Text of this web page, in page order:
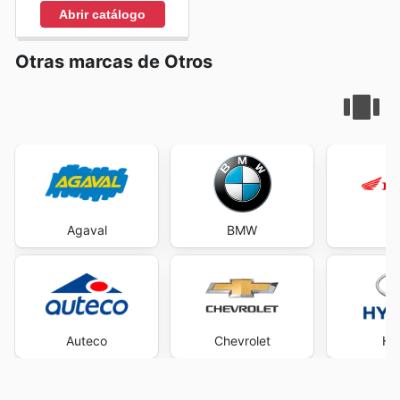
Abrir catálogo
Otras marcas de Otros
Agaval
Auteco
BMW
Chevrolet